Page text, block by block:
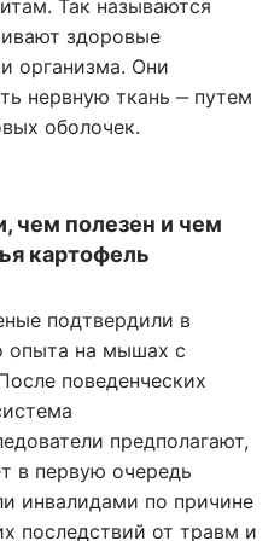
Так называются
здоровые
организма. Они
нервную ткань ‒ путем
оболочек.
чем полезен и чем
картофель
подтвердили в
опыта на мышах с
поведенческих
предполагают,
в первую очередь
инвалидами по причине
последствий от травм и